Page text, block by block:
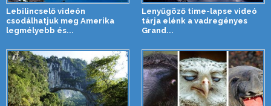
Lebilincselő videón
csodálhatjuk meg Amerika
legmélyebb és...
Lenyűgöző time-lapse videó
tárja elénk a vadregényes
Grand...